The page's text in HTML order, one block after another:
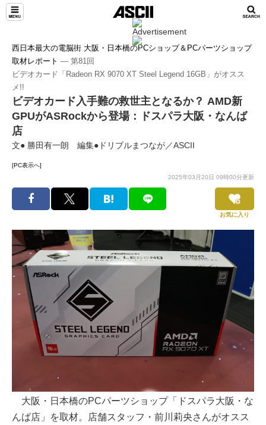
西日本最大の電脳街 大阪・日本橋のPCショップ＆PCパーツショップ
取材レポート ― 第81回
ビデオカード「Radeon RX 9070 XT Steel Legend 16GB」がオスス
メ!!
ビデオカード入手難の救世主となるか？ AMD新
GPUがASRockから登場：ドスパラ大阪・なんば
店
文● 勝田有一朗 編集●ドリブルまつなが／ASCII
[PC表示へ]
2025年03月20日 09時00分更新
お気に入り
大阪・日本橋のPCパーツショップ「ドスパラ大阪・な
んば店」を取材。店舗スタッフ・前川莉央さんがオスス